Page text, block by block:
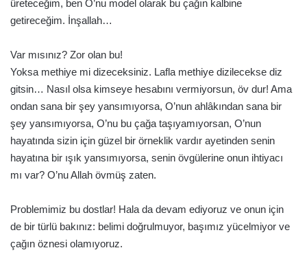
üreteceğim, ben O’nu model olarak bu çağın kalbine
getireceğim. İnşallah…
Var mısınız? Zor olan bu!
Yoksa methiye mi dizeceksiniz. Lafla methiye dizilecekse diz
gitsin… Nasıl olsa kimseye hesabını vermiyorsun, öv dur! Ama
ondan sana bir şey yansımıyorsa, O’nun ahlâkından sana bir
şey yansımıyorsa, O’nu bu çağa taşıyamıyorsan, O’nun
hayatında sizin için güzel bir örneklik vardır ayetinden senin
hayatına bir ışık yansımıyorsa, senin övgülerine onun ihtiyacı
mı var? O’nu Allah övmüş zaten.
Problemimiz bu dostlar! Hala da devam ediyoruz ve onun için
de bir türlü bakınız: belimi doğrulmuyor, başımız yücelmiyor ve
çağın öznesi olamıyoruz.